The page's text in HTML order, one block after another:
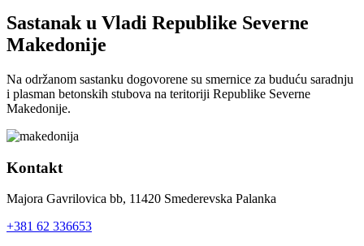
Sastanak u Vladi Republike Severne
Makedonije
Na održanom sastanku dogovorene su smernice za buduću saradnju
i plasman betonskih stubova na teritoriji Republike Severne
Makedonije.
Kontakt
Majora Gavrilovica bb, 11420 Smederevska Palanka
+381 62 336653